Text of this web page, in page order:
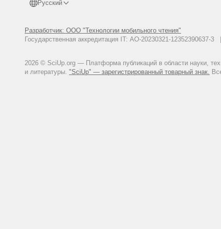
Русский
Разработчик: ООО "Технологии мобильного чтения"
Государственная аккредитация IT: АО-20230321-
2026 © SciUp.org — Платформа публикаций в области науки,
и литературы. "SciUp" — зарегистрированный товарный знак.